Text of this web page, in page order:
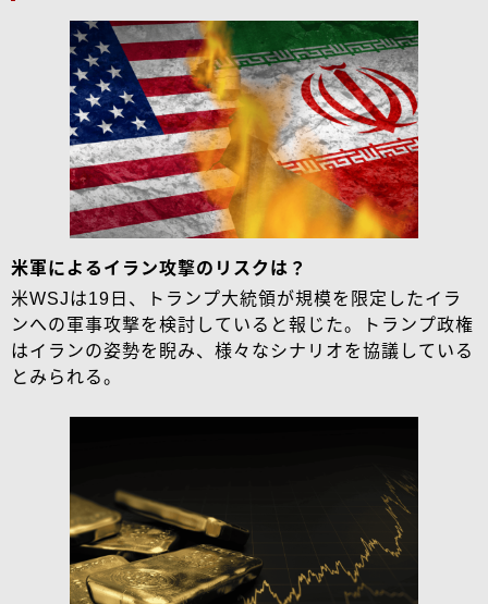
米軍によるイラン攻撃のリスクは？
米WSJは19日、トランプ大統領が規模を限定したイラ
ンへの軍事攻撃を検討していると報じた。トランプ政権
はイランの姿勢を睨み、様々なシナリオを協議している
とみられる。